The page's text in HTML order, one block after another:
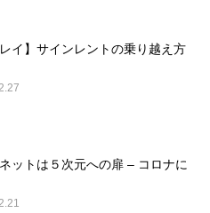
レイ】サインレントの乗り越え方
ットは５次元への扉 – コロナに